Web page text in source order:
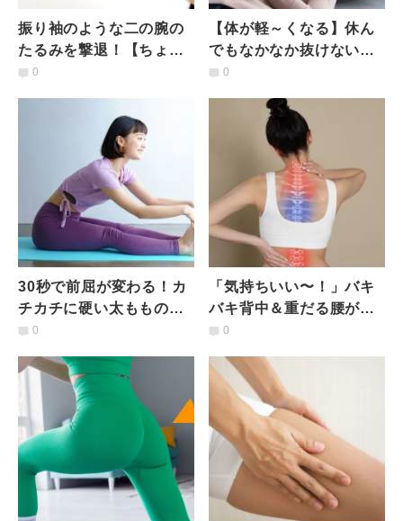
振り袖のような二の腕の
たるみを撃退！【ちょっ
ときついけど確実に効
0
【体が軽～くなる】休ん
でもなかなか抜けない背
中＆脚背面の「お疲れ
0
30秒で前屈が変わる！カ
チカチに硬い太ももの裏
側があっという間にほぐ
0
「気持ちいい〜！」バキ
バキ背中＆重だる腰が軽
くなる！クッションを使
トレッチ
0